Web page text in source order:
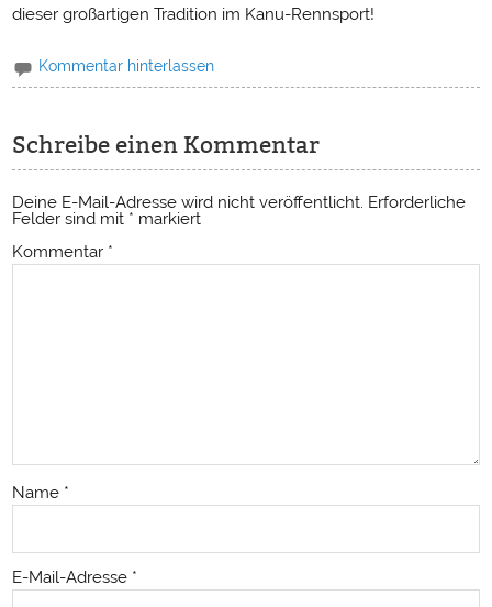
dieser großartigen Tradition im Kanu-Rennsport!
Kommentar hinterlassen
Schreibe einen Kommentar
Deine E-Mail-Adresse wird nicht veröffentlicht. Erforderliche
Felder sind mit * markiert
Kommentar *
Name *
E-Mail-Adresse *